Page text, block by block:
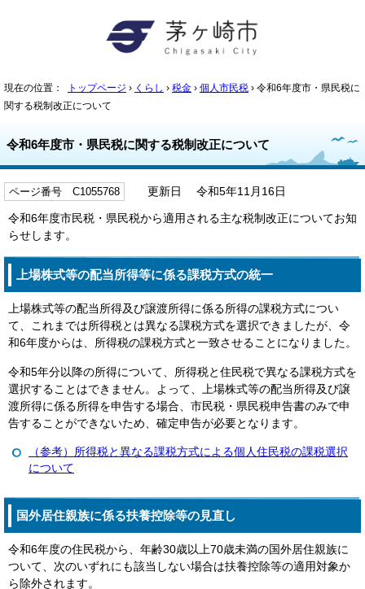
現在の位置： トップページ › くらし › 税金 › 個人市民税 › 令和6年度市・県民税に
関する税制改正について
令和6年度市・県民税に関する税制改正について
ページ番号 C1055768 更新日 令和5年11月16日
令和6年度市民税・県民税から適用される主な税制改正についてお知
らせします。
上場株式等の配当所得等に係る課税方式の統一
上場株式等の配当所得及び譲渡所得に係る所得の課税方式につい
て、これまでは所得税とは異なる課税方式を選択できましたが、令
和6年度からは、所得税の課税方式と一致させることになりました。
令和5年分以降の所得について、所得税と住民税で異なる課税方式を
選択することはできません。よって、上場株式等の配当所得及び譲
渡所得に係る所得を申告する場合、市民税・県民税申告書のみで申
告することができないため、確定申告が必要となります。
（参考）所得税と異なる課税方式による個人住民税の課税選択
について
国外居住親族に係る扶養控除等の見直し
令和6年度の住民税から、年齢30歳以上70歳未満の国外居住親族に
ついて、次のいずれにも該当しない場合は扶養控除等の適用対象か
ら除外されます。